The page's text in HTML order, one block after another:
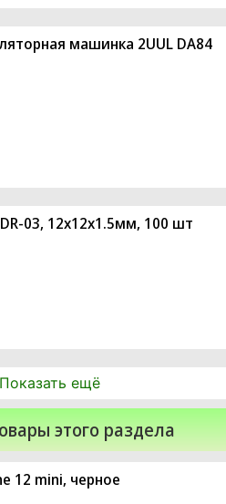
машинка 2UUL DA84
03, 12x12x1.5мм, 100 шт
Показать ещё
этого раздела
12 mini, черное